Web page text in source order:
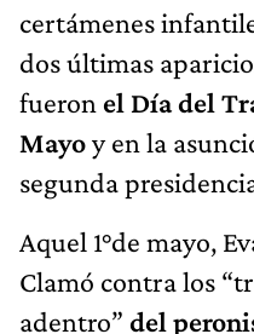
certámenes
dos últimas
fueron el Día del
Mayoy en la
segunda
Aquel 1°de mayo,
Clamó contra los
adentro” del